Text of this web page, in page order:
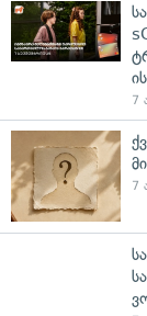
7
7